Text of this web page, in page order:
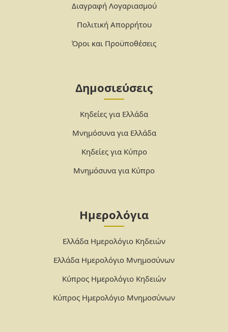
Διαγραφή Λογαριασμού
Πολιτική Απορρήτου
Όροι και Προϋποθέσεις
Δημοσιεύσεις
Κηδείες για Ελλάδα
Μνημόσυνα για Ελλάδα
Κηδείες για Κύπρο
Μνημόσυνα για Κύπρο
Ημερολόγια
Ελλάδα Ημερολόγιο Κηδειών
Ελλάδα Ημερολόγιο Μνημοσύνων
Κύπρος Ημερολόγιο Κηδειών
Κύπρος Ημερολόγιο Μνημοσύνων